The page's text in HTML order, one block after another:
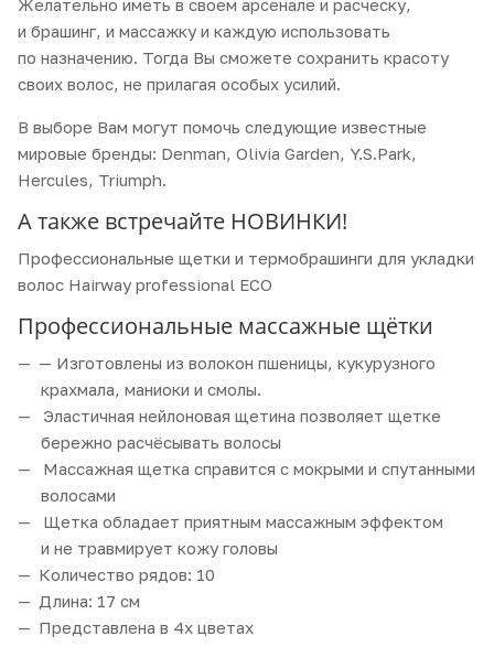
Желательно иметь в своем арсенале и расческу,
и брашинг, и массажку и каждую использовать
по назначению. Тогда Вы сможете сохранить красоту
своих волос, не прилагая особых усилий.
В выборе Вам могут помочь следующие известные
мировые бренды: Denman, Olivia Garden, Y.S.Park,
Hercules, Triumph.
А также встречайте НОВИНКИ!
Профессиональные щетки и термобрашинги для укладки
волос Hairway professional ECO
Профессиональные массажные щётки
— Изготовлены из волокон пшеницы, кукурузного
крахмала, маниоки и смолы.
Эластичная нейлоновая щетина позволяет щетке
бережно расчёсывать волосы
Массажная щетка справится с мокрыми и спутанными
волосами
Щетка обладает приятным массажным эффектом
и не травмирует кожу головы
Количество рядов: 10
Длина: 17 см
Представлена в 4х цветах